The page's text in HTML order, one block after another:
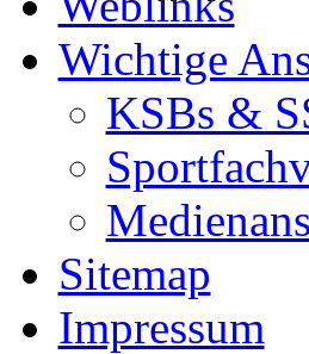
Wichtige
KSBs &
Sitemap
Impressum